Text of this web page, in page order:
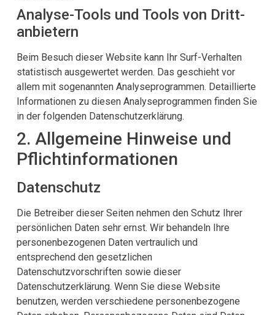
Analyse-Tools und Tools von Dritt­
anbietern
Beim Besuch dieser Website kann Ihr Surf-Verhalten
statistisch ausgewertet werden. Das geschieht vor
allem mit sogenannten Analyseprogrammen. Detaillierte
Informationen zu diesen Analyseprogrammen finden Sie
in der folgenden Datenschutzerklärung.
2. Allgemeine Hinweise und
Pflicht­informationen
Datenschutz
Die Betreiber dieser Seiten nehmen den Schutz Ihrer
persönlichen Daten sehr ernst. Wir behandeln Ihre
personenbezogenen Daten vertraulich und
entsprechend den gesetzlichen
Datenschutzvorschriften sowie dieser
Datenschutzerklärung. Wenn Sie diese Website
benutzen, werden verschiedene personenbezogene